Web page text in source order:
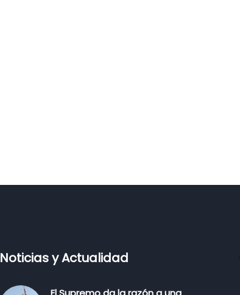
Noticias y Actualidad